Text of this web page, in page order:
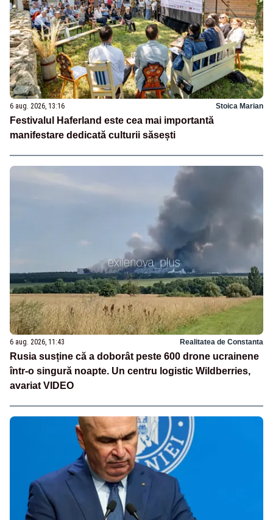
6 aug. 2026, 13:16 Stoica Marian
Festivalul Haferland este cea mai importantă
manifestare dedicată culturii săsești
6 aug. 2026, 11:43 Realitatea de Constanta
Rusia susține că a doborât peste 600 drone ucrainene
într-o singură noapte. Un centru logistic Wildberries,
avariat VIDEO